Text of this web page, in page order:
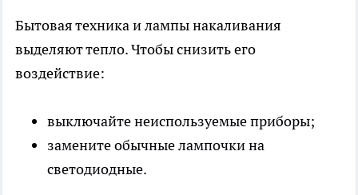
Бытовая техника и лампы накаливания
выделяют тепло. Чтобы снизить его
воздействие:
выключайте неиспользуемые приборы;
замените обычные лампочки на
светодиодные.